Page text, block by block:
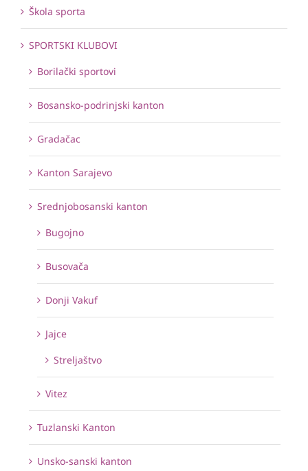
Škola sporta
SPORTSKI KLUBOVI
Borilački sportovi
Bosansko-podrinjski kanton
Gradačac
Kanton Sarajevo
Srednjobosanski kanton
Bugojno
Busovača
Donji Vakuf
Jajce
Streljaštvo
Vitez
Tuzlanski Kanton
Unsko-sanski kanton